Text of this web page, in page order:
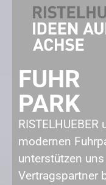
FUHR
PARK
modernen
unterstützen
Vertragspartner